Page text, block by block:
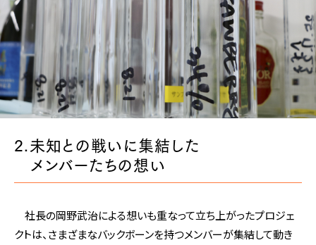
2.未知との戦いに集結した
メンバーたちの想い
社長の岡野武治による想いも重なって立ち上がったプロジェ
クトは、さまざまなバックボーンを持つメンバーが集結して動き